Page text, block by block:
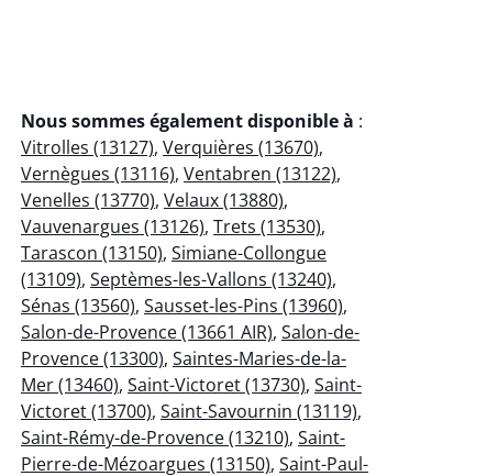
Nous sommes également disponible à :
Vitrolles (13127), Verquières (13670),
Vernègues (13116), Ventabren (13122),
Venelles (13770), Velaux (13880),
Vauvenargues (13126), Trets (13530),
Tarascon (13150), Simiane-Collongue
(13109), Septèmes-les-Vallons (13240),
Sénas (13560), Sausset-les-Pins (13960),
Salon-de-Provence (13661 AIR), Salon-de-
Provence (13300), Saintes-Maries-de-la-
Mer (13460), Saint-Victoret (13730), Saint-
Victoret (13700), Saint-Savournin (13119),
Saint-Rémy-de-Provence (13210), Saint-
Pierre-de-Mézoargues (13150), Saint-Paul-